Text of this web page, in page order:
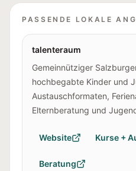
PASSENDE LOKALE
talenteraum
Gemeinnütziger
hochbegabte Kinder und
Austauschformaten,
Elternberatung und
Website Kurse +
Beratung